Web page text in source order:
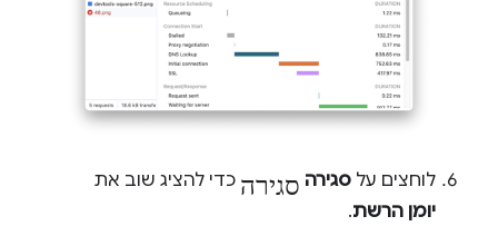
לוחצים על סגירה סגירה כדי להציג שוב את
יומן הרשת.